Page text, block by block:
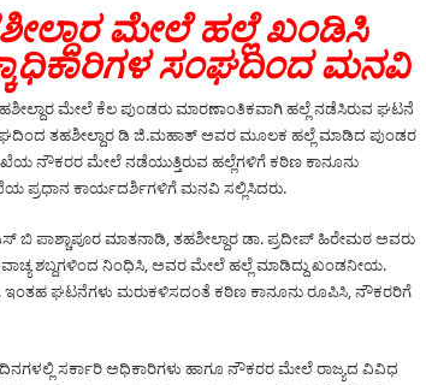
ಮೇಲೆ ಹಲ್ಲೆ ಖಂಡಿಸಿ
ಸಂಘದಿಂದ ಮನವಿ
ಮೇಲೆ ಕೆಲ ಪುಂಡರು ಮಾರಣಾಂತಿಕವಾಗಿ ಹಲ್ಲೆ ನಡೆಸಿರುವ ಘಟನೆ
ತಹಶೀಲ್ದಾರ ಡಿ ಜಿ.ಮಹಾತ್ ಅವರ ಮೂಲಕ ಹಲ್ಲೆ ಮಾಡಿದ ಪುಂಡರ
ನೌಕರರ ಮೇಲೆ ನಡೆಯುತ್ತಿರುವ ಹಲ್ಲೆಗಳಿಗೆ ಕಠಿಣ ಕಾನೂನು
ಪ್ರಧಾನ ಕಾರ್ಯದರ್ಶಿಗಳಿಗೆ ಮನವಿ ಸಲ್ಲಿಸಿದರು.
ಬಿ ಪಾಶ್ಚಾಪೂರ ಮಾತನಾಡಿ, ತಹಶೀಲ್ದಾರ ಡಾ. ಪ್ರದೀಪ್ ಹಿರೇಮಠ ಅವರು
ಶಬ್ದಗಳಿಂದ ನಿಂಧಿಸಿ, ಅವರ ಮೇಲೆ ಹಲ್ಲೆ ಮಾಡಿದ್ದು ಖಂಡನೀಯ.
ಇಂತಹ ಘಟನೆಗಳು ಮರುಕಳಿಸದಂತೆ ಕಠಿಣ ಕಾನೂನು ರೂಪಿಸಿ, ನೌಕರರಿಗೆ
ದಿನಗಳಲ್ಲಿ ಸರ್ಕಾರಿ ಅಧಿಕಾರಿಗಳು ಹಾಗೂ ನೌಕರರ ಮೇಲೆ ರಾಜ್ಯದ ವಿವಿಧ